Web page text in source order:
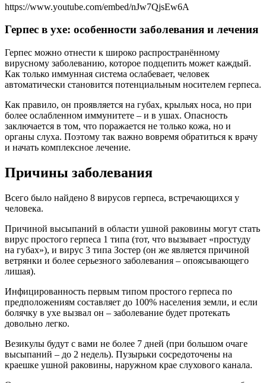
https://www.youtube.com/embed/nJw7QjsEw6A
Герпес в ухе: особенности заболевания и лечения
Герпес можно отнести к широко распространённому
вирусному заболеванию, которое подцепить может каждый.
Как только иммунная система ослабевает, человек
автоматически становится потенциальным носителем герпеса.
Как правило, он проявляется на губах, крыльях носа, но при
более ослабленном иммунитете – и в ушах. Опасность
заключается в том, что поражается не только кожа, но и
органы слуха. Поэтому так важно вовремя обратиться к врачу
и начать комплексное лечение.
Причины заболевания
Всего было найдено 8 вирусов герпеса, встречающихся у
человека.
Причиной высыпаний в области ушной раковины могут стать
вирус простого герпеса 1 типа (тот, что вызывает «простуду
на губах»), и вирус 3 типа Зостер (он же является причиной
ветрянки и более серьезного заболевания – опоясывающего
лишая).
Инфицированность первым типом простого герпеса по
предположениям составляет до 100% населения земли, и если
болячку в ухе вызвал он – заболевание будет протекать
довольно легко.
Везикулы будут с вами не более 7 дней (при большом очаге
высыпаний – до 2 недель). Пузырьки сосредоточены на
краешке ушной раковины, наружном крае слухового канала.